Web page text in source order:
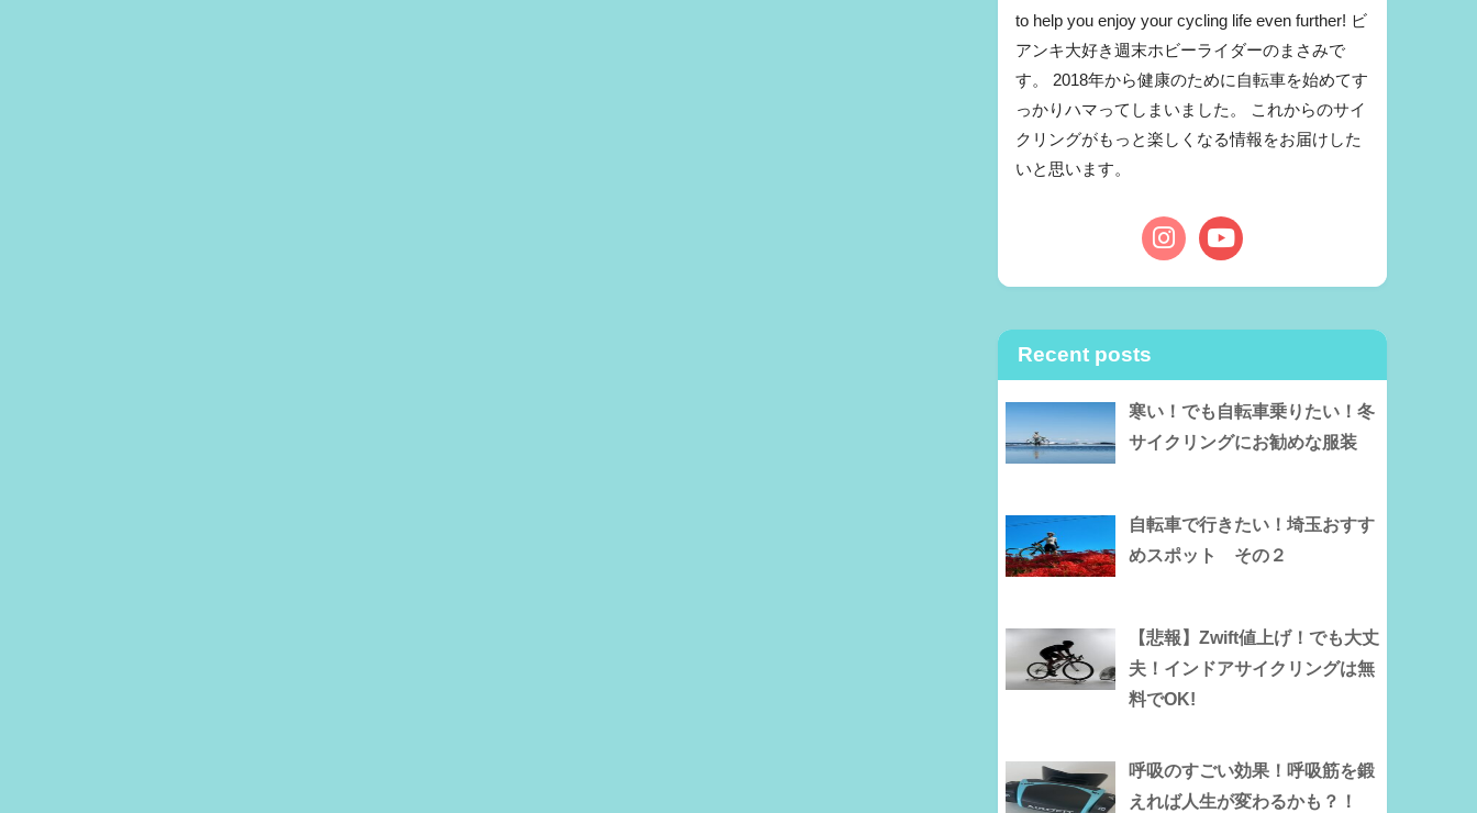
to help you enjoy your cycling life even further! ビ
アンキ大好き週末ホビーライダーのまさみで
す。 2018年から健康のために自転車を始めてす
っかりハマってしまいました。 これからのサイ
クリングがもっと楽しくなる情報をお届けした
いと思います。
Recent posts
寒い！でも自転車乗りたい！冬
サイクリングにお勧めな服装
自転車で行きたい！埼玉おすす
めスポット その２
【悲報】Zwift値上げ！でも大丈
夫！インドアサイクリングは無
料でOK!
呼吸のすごい効果！呼吸筋を鍛
えれば人生が変わるかも？！